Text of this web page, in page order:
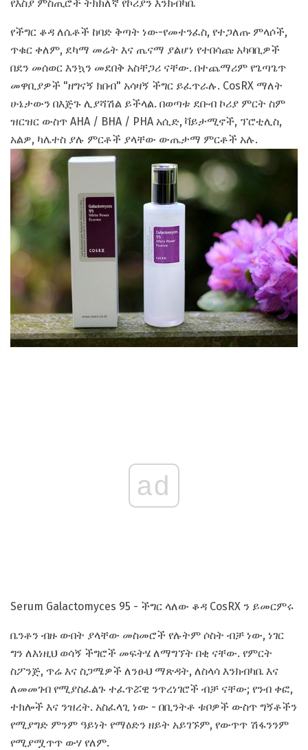
የእስያ ምስጢሮች ትክክለኛ የኮሪያን እንክብካቤ
የችግር ቆዳ ለሴቶች ከባድ ቅጣት ነው-የመተንፈስ, የተጋለጡ ምላሶች,
ጥቁር ቀለም, ደካማ መሬት እና ጤናማ ያልሆነ የተበሳጩ አካባቢዎች
በደን መሰወር እንኳን መደበቅ አስቸጋሪ ናቸው. በተጨማሪም የጌጣጌጥ
መዋቢያዎች "ዘግናኝ ክበብ" አሳዛኝ ችግር ይፈጥራሉ. CosRX ማለት
ሁኔታውን በእጅጉ ሊያሻሽል ይችላል. በወጣቱ ደቡብ ኮሪያ ምርት ስም
ዝርዝር ውስጥ AHA / BHA / PHA አሲድ, ቫይታሚኖች, ፕሮቲሊስ,
አልዎ, ካሌተስ ያሉ ምርቶች ያላቸው ውጤታማ ምርቶች አሉ.
ad
Serum Galactomyces 95 - ችግር ላለው ቆዳ CosRX ን ይመርምሩ
ቤንቶን ብዙ ውበት ያላቸው መስመሮች የሉትም ሶስት ብቻ ነው, ነገር
ግን ለእነዚህ ወሳኝ ችግሮች መፍትሄ ለማግኘት በቂ ናቸው. የምርት
ስፖንጅ, ጥሬ እና ስጋሜዎች ለንፁህ ማጽዳት, ለስላሳ እንክብካቤ እና
ለመመገብ የሚያስፈልጉ ተፈጥሯዊ ንጥረነገሮች ብቻ ናቸው; የንብ ቀፎ,
ተክሎች እና ንዝረት. አስፈላጊ ነው - በቢንትቶ ቱቦዎች ውስጥ ግኝቶችን
የሚያግድ ምንም ዓይነት የማዕድን ዘይት አይገኙም, የውጥጥ ሽፋንንም
የሚያሟጥጥ ውሃ የለም.